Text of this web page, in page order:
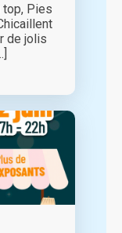
top, Pies
de jolis